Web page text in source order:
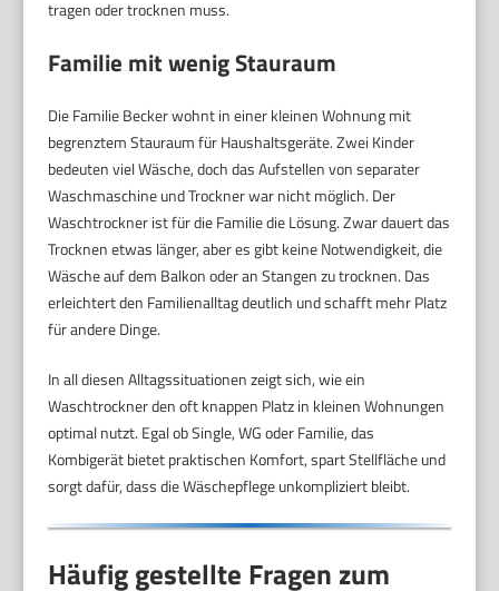
tragen oder trocknen muss.
Familie mit wenig Stauraum
Die Familie Becker wohnt in einer kleinen Wohnung mit
begrenztem Stauraum für Haushaltsgeräte. Zwei Kinder
bedeuten viel Wäsche, doch das Aufstellen von separater
Waschmaschine und Trockner war nicht möglich. Der
Waschtrockner ist für die Familie die Lösung. Zwar dauert das
Trocknen etwas länger, aber es gibt keine Notwendigkeit, die
Wäsche auf dem Balkon oder an Stangen zu trocknen. Das
erleichtert den Familienalltag deutlich und schafft mehr Platz
für andere Dinge.
In all diesen Alltagssituationen zeigt sich, wie ein
Waschtrockner den oft knappen Platz in kleinen Wohnungen
optimal nutzt. Egal ob Single, WG oder Familie, das
Kombigerät bietet praktischen Komfort, spart Stellfläche und
sorgt dafür, dass die Wäschepflege unkompliziert bleibt.
Häufig gestellte Fragen zum